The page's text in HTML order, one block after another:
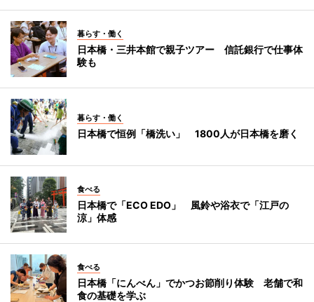
暮らす・働く
日本橋・三井本館で親子ツアー 信託銀行で仕事体
験も
暮らす・働く
日本橋で恒例「橋洗い」 1800人が日本橋を磨く
食べる
日本橋で「ECO EDO」 風鈴や浴衣で「江戸の
涼」体感
食べる
日本橋「にんべん」でかつお節削り体験 老舗で和
食の基礎を学ぶ